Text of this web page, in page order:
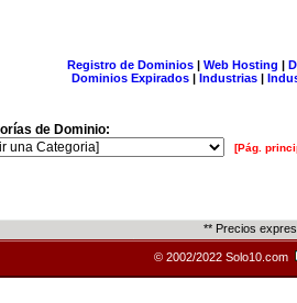
Registro de Dominios| Web Hosting |
Dominios Expirados | Industrias |
de Dominio:
[Pág.
** Precios
© 2002/2022 Solo10.com